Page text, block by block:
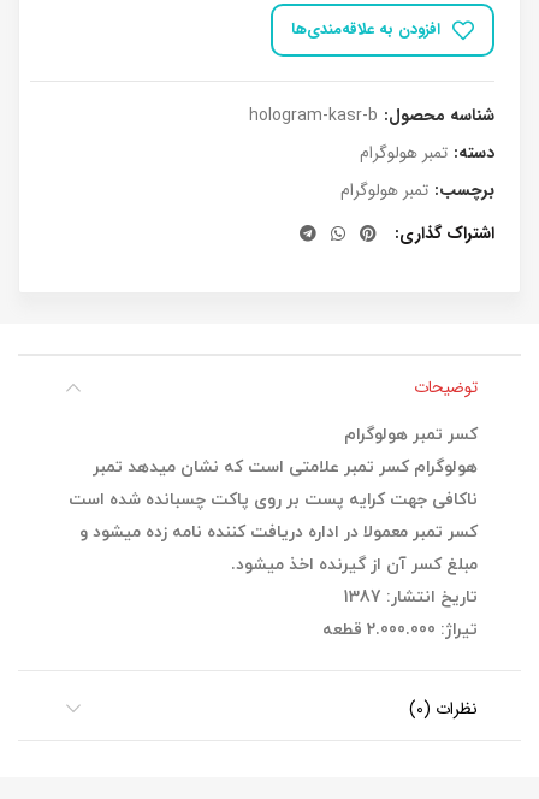
افزودن به علاقه‌مندی‌ها
شناسه محصول: hologram-kasr-b
دسته: تمبر هولوگرام
برچسب: تمبر هولوگرام
اشتراک گذاری
توضیحات
کسر تمبر هولوگرام
هولوگرام کسر تمبر علامتی است که نشان میدهد تمبر
ناکافی جهت کرایه پست بر روی پاکت چسبانده شده است
کسر تمبر معمولا در اداره دریافت کننده نامه زده میشود و
مبلغ کسر آن از گیرنده اخذ میشود.
تاریخ انتشار: 1387
تیراژ: 2.000.000 قطعه
نظرات (0)